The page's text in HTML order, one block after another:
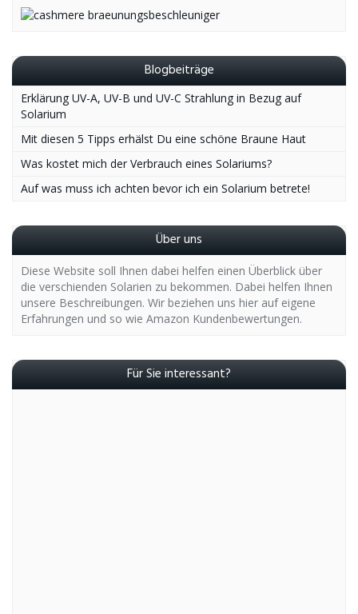
Blogbeiträge
Erklärung UV-A, UV-B und UV-C Strahlung in Bezug auf
Solarium
Mit diesen 5 Tipps erhälst Du eine schöne Braune Haut
Was kostet mich der Verbrauch eines Solariums?
Auf was muss ich achten bevor ich ein Solarium betrete!
Über uns
Diese Website soll Ihnen dabei helfen einen Überblick über
die verschienden Solarien zu bekommen. Dabei helfen Ihnen
unsere Beschreibungen. Wir beziehen uns hier auf eigene
Erfahrungen und so wie Amazon Kundenbewertungen.
Für Sie interessant?